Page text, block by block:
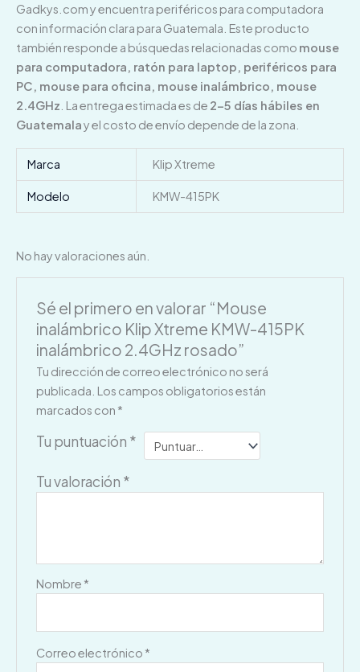
Gadkys.com y encuentra periféricos para computadora
con información clara para Guatemala. Este producto
también responde a búsquedas relacionadas como mouse
para computadora, ratón para laptop, periféricos para
PC, mouse para oficina, mouse inalámbrico, mouse
2.4GHz . La entrega estimada es de 2–5 días hábiles en
Guatemalay el costo de envío depende de la zona.
Marca Klip Xtreme
Modelo KMW-415PK
No hay valoraciones aún.
Sé el primero en valorar “Mouse
inalámbrico Klip Xtreme KMW-415PK
inalámbrico 2.4GHz rosado”
Tu dirección de correo electrónico no será
publicada. Los campos obligatorios están
marcados con *
Tu puntuación *
Tu valoración *
Nombre *
Correo electrónico *